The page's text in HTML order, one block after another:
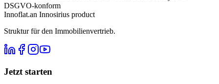
DSGVO-konform
Innoflat.an Innosirius product
Struktur für den Immobilienvertrieb.
Jetzt starten